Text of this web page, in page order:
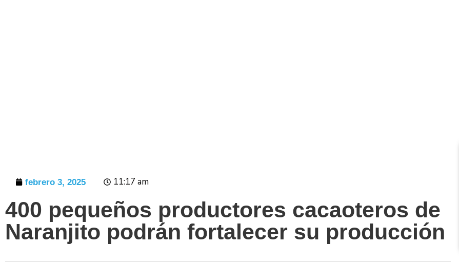
febrero 3, 2025 11:17 am
400 pequeños productores cacaoteros de
Naranjito podrán fortalecer su producción